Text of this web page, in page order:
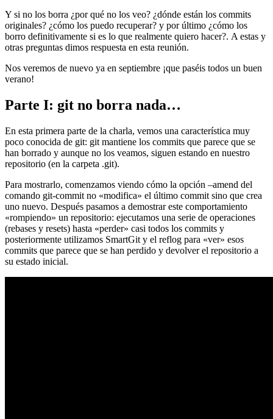
Y si no los borra ¿por qué no los veo? ¿dónde están los commits
originales? ¿cómo los puedo recuperar? y por último ¿cómo los
borro definitivamente si es lo que realmente quiero hacer?. A estas y
otras preguntas dimos respuesta en esta reunión.
Nos veremos de nuevo ya en septiembre ¡que paséis todos un buen
verano!
Parte I: git no borra nada…
En esta primera parte de la charla, vemos una característica muy
poco conocida de git: git mantiene los commits que parece que se
han borrado y aunque no los veamos, siguen estando en nuestro
repositorio (en la carpeta .git).
Para mostrarlo, comenzamos viendo cómo la opción –amend del
comando git-commit no «modifica» el último commit sino que crea
uno nuevo. Después pasamos a demostrar este comportamiento
«rompiendo» un repositorio: ejecutamos una serie de operaciones
(rebases y resets) hasta «perder» casi todos los commits y
posteriormente utilizamos SmartGit y el reflog para «ver» esos
commits que parece que se han perdido y devolver el repositorio a
su estado inicial.